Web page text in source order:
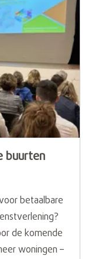
buurten
betaalbare
de komende
woningen –